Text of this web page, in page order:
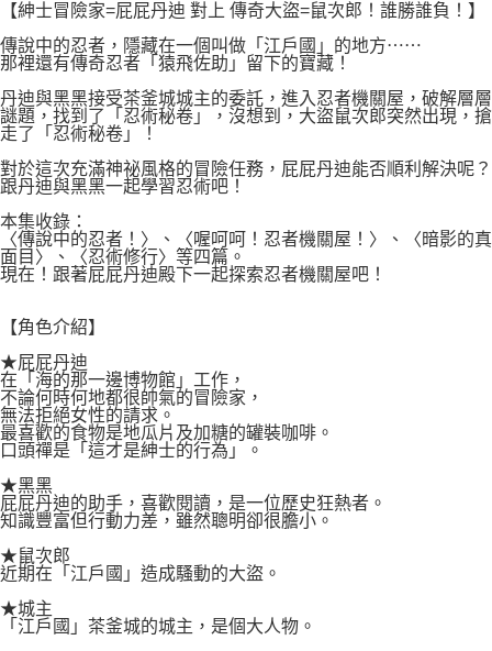
【紳士冒險家=屁屁丹迪 對上 傳奇大盜=鼠次郎！誰勝誰負！】
傳說中的忍者，隱藏在一個叫做「江戶國」的地方⋯⋯
那裡還有傳奇忍者「猿飛佐助」留下的寶藏！
丹迪與黑黑接受茶釜城城主的委託，進入忍者機關屋，破解層層
謎題，找到了「忍術秘卷」，沒想到，大盜鼠次郎突然出現，搶
走了「忍術秘卷」！
對於這次充滿神祕風格的冒險任務，屁屁丹迪能否順利解決呢？
跟丹迪與黑黑一起學習忍術吧！
本集收錄：
〈傳說中的忍者！〉、〈喔呵呵！忍者機關屋！〉、〈暗影的真
面目〉、〈忍術修行〉等四篇。
現在！跟著屁屁丹迪殿下一起探索忍者機關屋吧！
【角色介紹】
★屁屁丹迪
在「海的那一邊博物館」工作，
不論何時何地都很帥氣的冒險家，
無法拒絕女性的請求。
最喜歡的食物是地瓜片及加糖的罐裝咖啡。
口頭禪是「這才是紳士的行為」。
★黑黑
屁屁丹迪的助手，喜歡閱讀，是一位歷史狂熱者。
知識豐富但行動力差，雖然聰明卻很膽小。
★鼠次郎
近期在「江戶國」造成騷動的大盜。
★城主
「江戶國」茶釜城的城主，是個大人物。